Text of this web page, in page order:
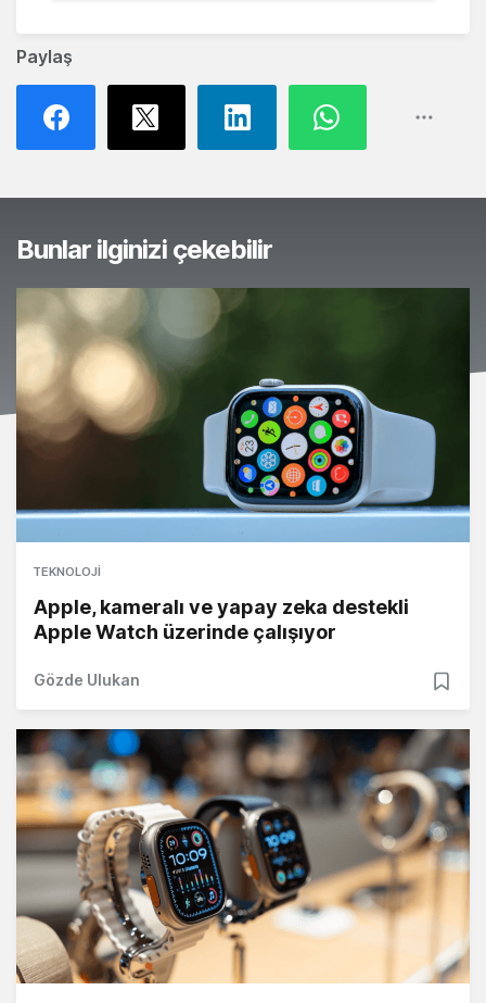
Paylaş
Bunlar ilginizi çekebilir
TEKNOLOJI
Apple, kameralı ve yapay zeka destekli
Apple Watch üzerinde çalışıyor
Gözde Ulukan